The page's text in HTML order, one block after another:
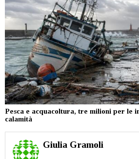
Pesca e acquacoltura, tre milioni per le
calamità
Giulia Gramoli